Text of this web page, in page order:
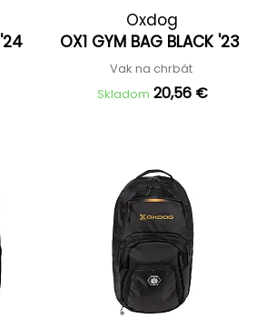
Oxdog
OX1 GYM BAG BLACK '23
Vak na chrbát
Skladom 20,56 €